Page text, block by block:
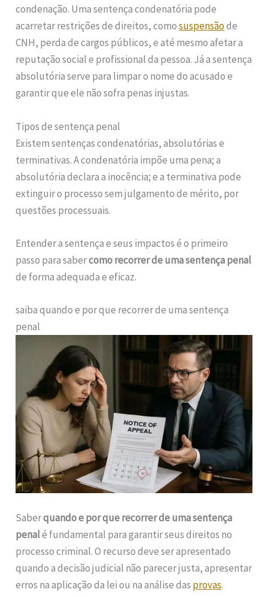
condenação. Uma sentença condenatória pode
acarretar restrições de direitos, comosuspensãode
CNH, perda de cargos públicos, e até mesmo afetar a
reputação social e profissional da pessoa. Já a sentença
absolutória serve para limpar o nome do acusado e
garantir que ele não sofra penas injustas.
Tipos de sentença penal
Existem sentenças condenatórias, absolutórias e
terminativas. A condenatória impõe uma pena; a
absolutória declara a inocência; e a terminativa pode
extinguir o processo sem julgamento de mérito, por
questões processuais.
Entender a sentença e seus impactos é o primeiro
passo para sabercomo recorrer de uma sentença penal
de forma adequada e eficaz.
saiba quando e por que recorrer de uma sentença
penal
Saberquando e por que recorrer de uma sentença
penalé fundamental para garantir seus direitos no
processo criminal. O recurso deve ser apresentado
quando a decisão judicial não parecer justa, apresentar
erros na aplicação da lei ou na análise das provas.